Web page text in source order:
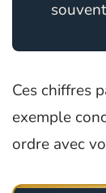
Ces chiffres
exemple
ordre avec